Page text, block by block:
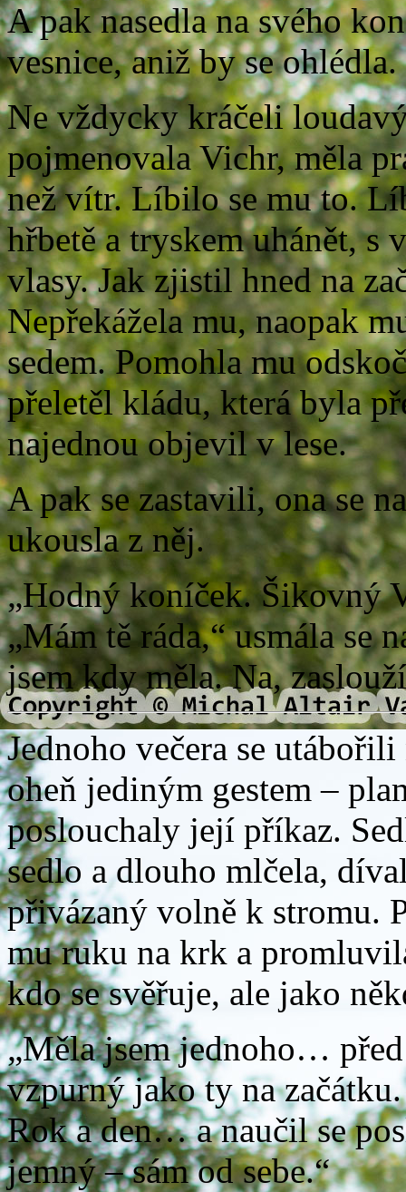
A pak nasedla na svého
vesnice, aniž by se ohlédla.
Ne vždycky kráčeli
pojmenovala Vichr, měla
než vítr. Líbilo se mu to.
hřbetě a tryskem uhánět,
vlasy. Jak zjistil hned na
Nepřekážela mu, naopak
sedem. Pomohla mu
přeletěl kládu, která byla
najednou objevil v lese.
A pak se zastavili, ona se
ukousla z něj.
„Hodný koníček. Šikovný
„Mám tě ráda,“ usmála se
jsem kdy měla. Na,
Jednoho večera se
oheň jediným gestem –
poslouchaly její příkaz.
sedlo a dlouho mlčela,
přivázaný volně k stromu.
mu ruku na krk a
kdo se svěřuje, ale jako
„Měla jsem jednoho…
vzpurný jako ty na
Rok a den… a naučil se
jemný – sám od sebe.“